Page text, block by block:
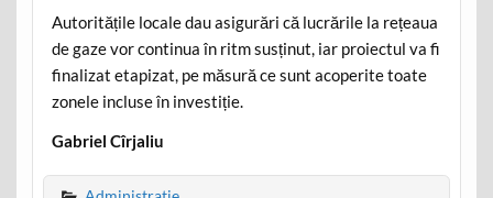
Autoritățile locale dau asigurări că lucrările la rețeaua
de gaze vor continua în ritm susținut, iar proiectul va fi
finalizat etapizat, pe măsură ce sunt acoperite toate
zonele incluse în investiție.
Gabriel Cîrjaliu